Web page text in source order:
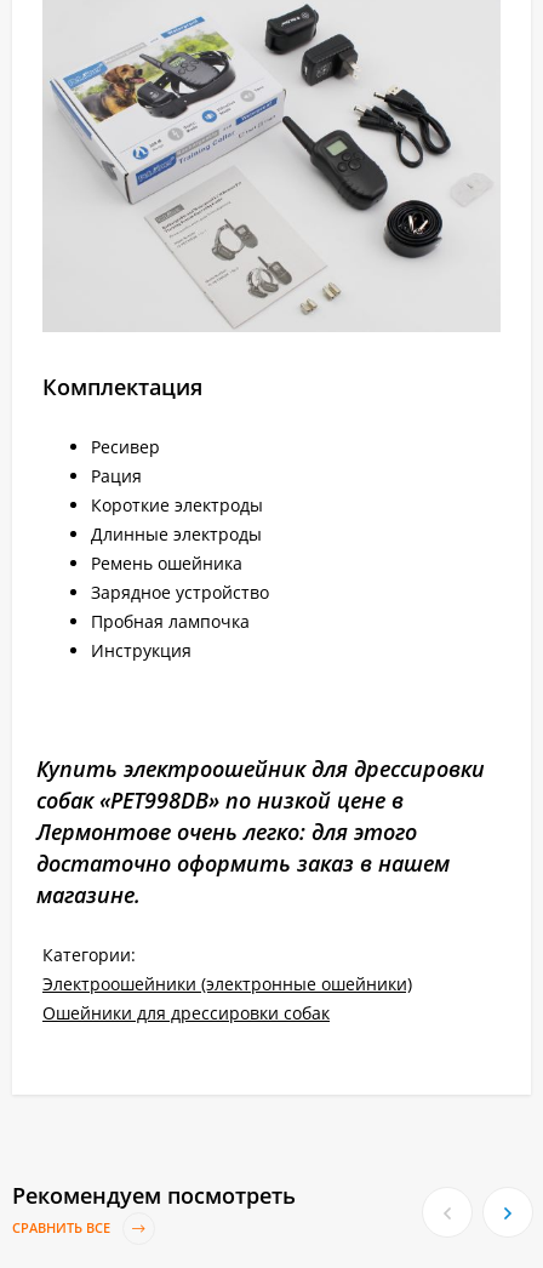
Комплектация
Ресивер
Рация
Короткие электроды
Длинные электроды
Ремень ошейника
Зарядное устройство
Пробная лампочка
Инструкция
Купить электроошейник для дрессировки
собак «PET998DB» по низкой цене в
Лермонтове очень легко: для этого
достаточно оформить заказ в нашем
магазине.
Категории:
Электроошейники (электронные ошейники)
Ошейники для дрессировки собак
Рекомендуем посмотреть
СРАВНИТЬ ВСЕ